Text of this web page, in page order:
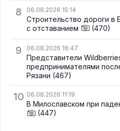
8 06.08.2026 15:14
Строительство дороги в
с отставанием
(470)
9 06.08.2026 16:47
Представители
предпринимателями
Рязани (467)
10 06.08.2026 11:19
В Милославском при
(447)